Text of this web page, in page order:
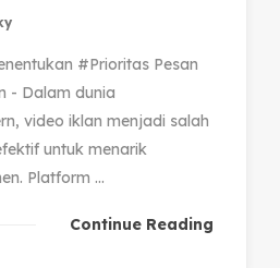
#Prioritas Pesan
- Dalam dunia
video iklan menjadi salah
untuk menarik
Platform ...
Continue Reading